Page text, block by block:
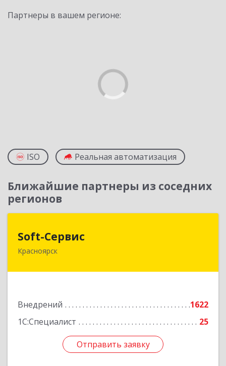
Партнеры в вашем регионе:
ISO Реальная автоматизация
Ближайшие партнеры из соседних
регионов
Soft-Сервис
Красноярск
Внедрений
1622
1С:Специалист
25
Отправить заявку
660041, Красноярский край, Красноярск г,
Отправить заявку